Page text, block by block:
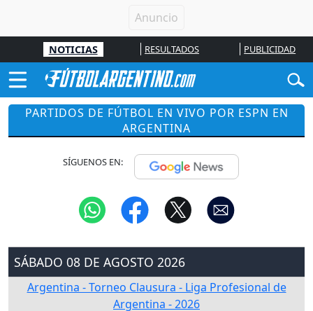
NOTICIAS RESULTADOS PUBLICIDAD
PARTIDOS DE FÚTBOL EN VIVO POR ESPN EN
ARGENTINA
SÍGUENOS EN:
SÁBADO 08 DE AGOSTO 2026
Argentina - Torneo Clausura - Liga Profesional de
Argentina - 2026